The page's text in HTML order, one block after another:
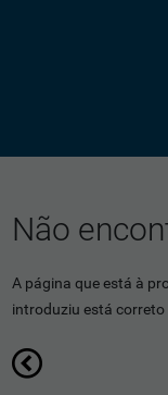
Não
A página que está à
introduziu está correto